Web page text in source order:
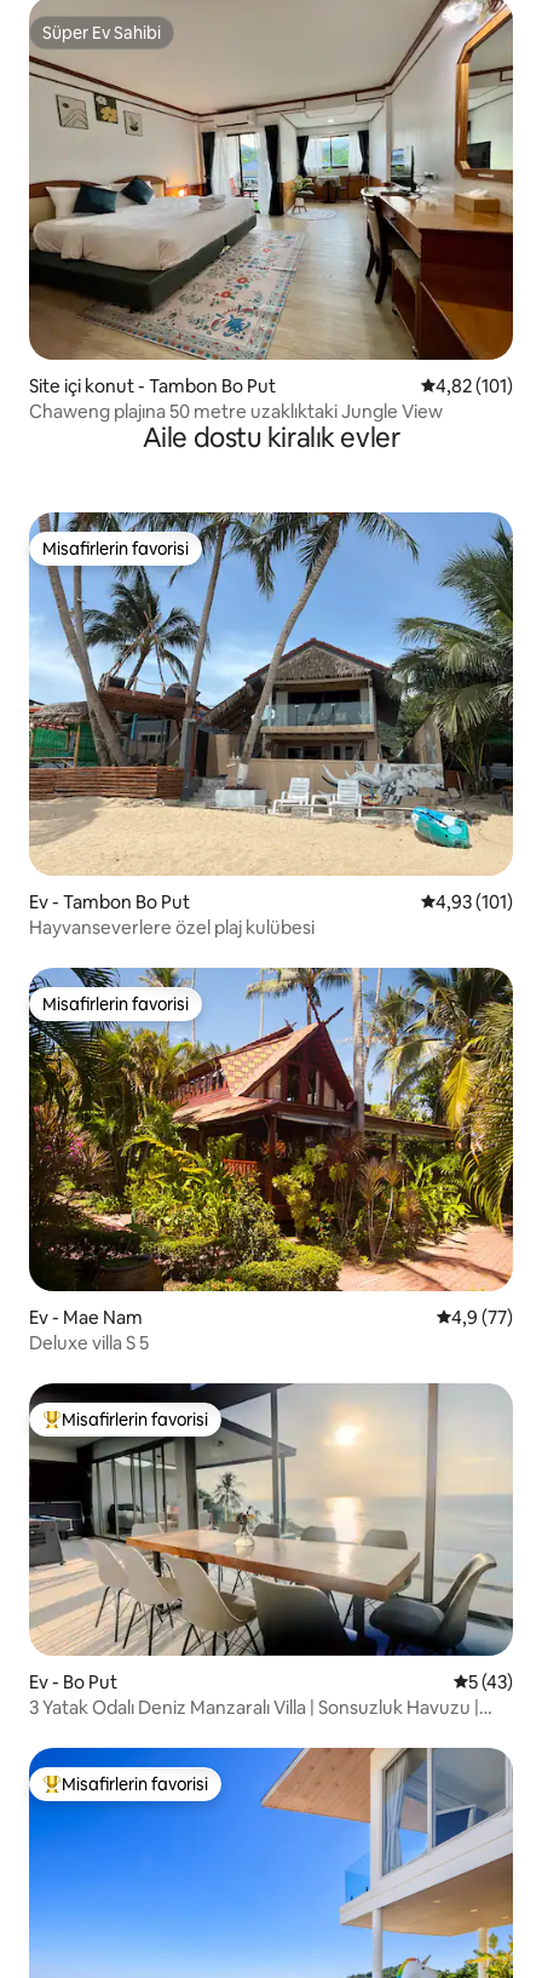
Süper Ev Sahibi
Süper Ev Sahibi
Site içi konut - Tambon Bo Put 5 üzerinden
4,82 (101)
Chaweng plajına 50 metre uzaklıktaki Jungle View
Aile dostu kiralık evler
Misafirlerin favorisi
Misafirlerin favorisi
Ev - Tambon Bo Put 5 üzerinden
4,93 (101)
Hayvanseverlere özel plaj kulübesi
Misafirlerin favorisi
Misafirlerin favorisi
Ev - Mae Nam 5 üzerinden
4,9 (77)
Deluxe villa S 5
Misafirlerin favorilerinden en beğenilenler arasında
Misafirlerin favorisi
Ev - Bo Put 55 (43)
3 Yatak Odalı Deniz Manzaralı Villa | Sonsuzluk Havuzu |
Misafirlerin favorilerinden en beğenilenler arasında
Misafirlerin favorisi